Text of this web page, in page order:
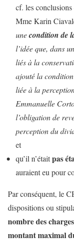
cf. les
Mme Karin
unecondition de
l’idée que, dans
liés à la
ajouté la
liée à la
Emmanuelle
l’obligation de
perception du
et
qu’il n’étaitpas
auraient eu pour
Par conséquent, le
dispositions ou
nombre des
montant maximal